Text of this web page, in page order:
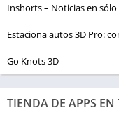
Inshorts – Noticias en sólo
Estaciona autos 3D Pro:
Go Knots 3D
TIENDA DE APPS EN